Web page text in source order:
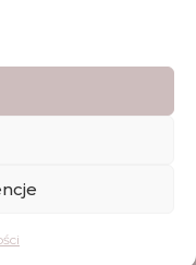
WDesign